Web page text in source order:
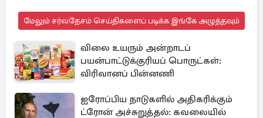
மேலும் சர்வதேசம் செய்திகளைப் படிக்க இங்கே அழுத்தவும்
விலை உயரும் அன்றாடப்
பயன்பாட்டுக்குரியப் பொருட்கள்:
விரிவானப் பின்னணி
ஐரோப்பிய நாடுகளில் அதிகரிக்கும்
ட்ரோன் அச்சுறுத்தல்: கவலையில்